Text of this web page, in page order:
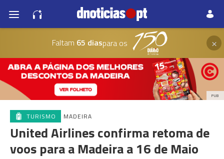
Faltam 65 diaspara os ×
PUB
TURISMO MADEIRA
United Airlines confirma retoma de
voos para a Madeira a 16 de Maio